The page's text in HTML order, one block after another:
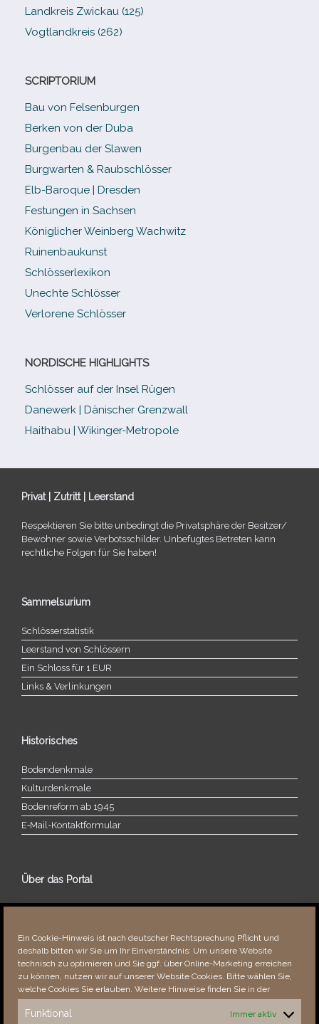
Ein Cookie-Hinweis ist nach deutscher Rechtsprechung Pflicht und
deshalb bitten wir Sie um Ihr Einverständnis: Um unsere Website
technisch zu optimieren und Sie ggf. über Online-Marketing erreichen
zu können, nutzen wir auf unserer Website Cookies. Bitte wählen Sie,
welche Cookies Sie erlauben. Weitere Hinweise finden Sie in der
Funktional Immer aktiv
Landkreis Zwickau (125)
Vogtlandkreis (262)
SCRIPTORIUM
Bau von Felsenburgen
Berken von der Duba
Burgenbau der Slawen
Burgwarten & Raubschlösser
Elb-​Baroque | Dresden
Festungen in Sachsen
Königlicher Weinberg Wachwitz
Ruinenbaukunst
Schlösserlexikon
Unechte Schlösser
Verlorene Schlösser
NORDISCHE HIGHLIGHTS
Schlösser auf der Insel Rügen
Danewerk | Dänischer Grenzwall
Haithabu | Wikinger-Metropole
Privat | Zutritt | Leerstand
Respektieren Sie bitte unbe­dingt die Privatsphäre der Besitzer/​
Bewohner sowie Verbotsschilder. Unbefugtes Betreten kann
recht­li­che Folgen für Sie haben!
Sammelsurium
Schlösserstatistik
Leerstand von Schlössern
Ein Schloss für 1 EUR
Links & Verlinkungen
Historisches
Bodendenkmale
Kulturdenkmale
Bodenreform ab 1945
E‑Mail-​​Kontaktformular
Über das Portal
Über dieses Portal
Fehler bemerkt?
Besucher seit 08/​2021